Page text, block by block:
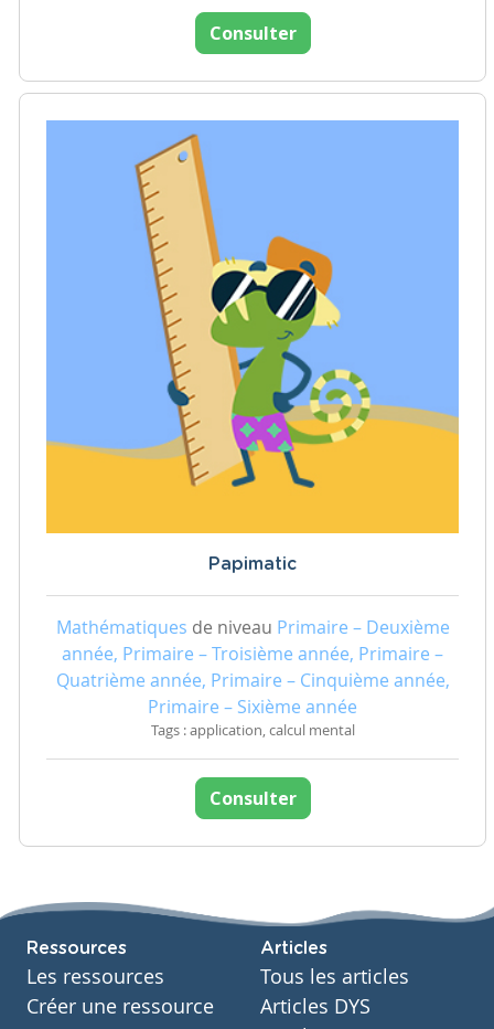
Consulter
Papimatic
Mathématiques de niveau Primaire – Deuxième
année, Primaire – Troisième année, Primaire –
Quatrième année, Primaire – Cinquième année,
Primaire – Sixième année
Tags : application, calcul mental
Consulter
Ressources
Les ressources
Créer une ressource
Articles
Tous les articles
Articles DYS